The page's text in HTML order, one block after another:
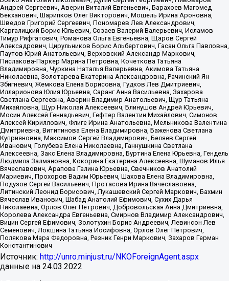
Андрей Сергеевич, Аверин Виталий Евгеньевич, Барахоев Магомед
Бекханович, Шарипков Олег Викторович, Мошель Ирина Ароновна,
Шведов Григорий Сергеевич, Пономарев Лев Александрович,
Каргалицкий Борис Юльевич, Созаев Валерий Валерьевич, Исламов
Тимур Рифгатович, Романова Ольга Евгеньевна, Щаров Сергей
Алексадрович, Цирульников Борис Альбертович, Гасан Ольга Павловна,
Паутов Юрий Анатольевич, Верховский Александр Маркович,
Пислакова-Паркер Марина Петровна, Кочеткова Татьяна
Владимировна, Чуркина Наталья Валерьевна, Акимова Татьяна
Николаевна, Золотарева Екатерина Александровна, Рачинский Ян
Збигневич, Жемкова Елена Борисовна, Гудков Лев Дмитриевич,
Илларионова Юлия Юрьевна, Саранг Анна Васильевна, Захарова
Светлана Сергеевна, Аверин Владимир Анатольевич, Щур Татьяна
Михайловна, Щур Николай Алексеевич, Блинушов Андрей Юрьевич,
Мосин Алексей Геннадьевич, Гефтер Валентин Михайлович, Симонов
Алексей Кириллович, Флиге Ирина Анатольевна, Мельникова Валентина
Дмитриевна, Вититинова Елена Владимировна, Баженова Светлана
Куприяновна, Максимов Сергей Владимирович, Беляев Сергей
Иванович, Голубева Елена Николаевна, Ганнушкина Светлана
Алексеевна, Закс Елена Владимировна, Буртина Елена Юрьевна, Гендель
Людмила Залмановна, Кокорина Екатерина Алексеевна, Шуманов Илья
Вячеславович, Арапова Галина Юрьевна, Свечников Анатолий
Мариевич, Прохоров Вадим Юрьевич, Шахова Елена Владимировна,
Подузов Сергей Васильевич, Протасова Ирина Вячеславовна,
Литинский Леонид Борисович, Лукашевский Сергей Маркович, Бахмин
Вячеслав Иванович, Шабад Анатолий Ефимович, Сухих Дарья
Николаевна, Орлов Олег Петрович, Добровольская Анна Дмитриевна,
Королева Александра Евгеньевна, Смирнов Владимир Александрович,
Вицин Сергей Ефимович, Золотухин Борис Андреевич, Левинсон Лев
Семенович, Локшина Татьяна Иосифовна, Орлов Олег Петрович,
Полякова Мара Федоровна, Резник Генри Маркович, Захаров Герман
Константинович
Источник: http://unro.minjust.ru/NKOForeignAgent.aspx
данные на 24.03.2022